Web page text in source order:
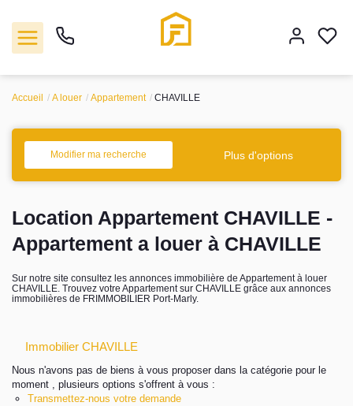
Vente
Location
Biens vendus
Estimation
Agence
Actualités
Accueil A louer Appartement CHAVILLE
Modifier ma recherche Plus d'options
Location Appartement CHAVILLE -
Appartement a louer à CHAVILLE
Sur notre site consultez les annonces immobilière de Appartement à louer
CHAVILLE. Trouvez votre Appartement sur CHAVILLE grâce aux annonces
immobilières de FRIMMOBILIER Port-Marly.
Immobilier CHAVILLE
Nous n'avons pas de biens à vous proposer dans la catégorie pour le
moment , plusieurs options s'offrent à vous :
Transmettez-nous votre demande